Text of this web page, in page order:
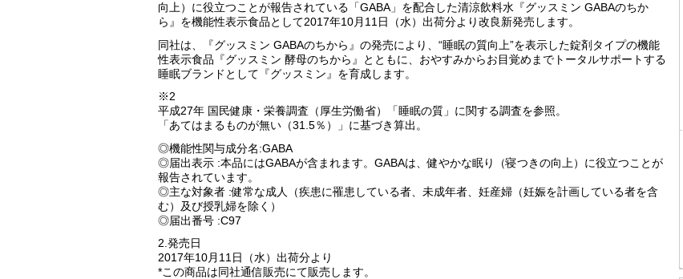
向上）に役立つことが報告されている「GABA」を配合した清涼飲料水『グッスミン GABAのちか
ら』を機能性表示食品として2017年10月11日（水）出荷分より改良新発売します。
同社は、『グッスミン GABAのちから』の発売により、“睡眠の質向上”を表示した錠剤タイプの機能
性表示食品『グッスミン 酵母のちから』とともに、おやすみからお目覚めまでトータルサポートする
睡眠ブランドとして『グッスミン』を育成します。
※2
平成27年 国民健康・栄養調査（厚生労働省）「睡眠の質」に関する調査を参照。
「あてはまるものが無い（31.5％）」に基づき算出。
◎機能性関与成分名:GABA
◎届出表示 :本品にはGABAが含まれます。GABAは、健やかな眠り（寝つきの向上）に役立つことが
報告されています。
◎主な対象者 :健常な成人（疾患に罹患している者、未成年者、妊産婦（妊娠を計画している者を含
む）及び授乳婦を除く）
◎届出番号 :C97
2.発売日
2017年10月11日（水）出荷分より
*この商品は同社通信販売にて販売します。